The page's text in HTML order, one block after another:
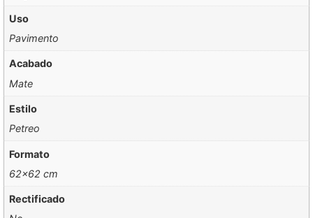
Uso
Pavimento
Acabado
Mate
Estilo
Petreo
Formato
62×62 cm
Rectificado